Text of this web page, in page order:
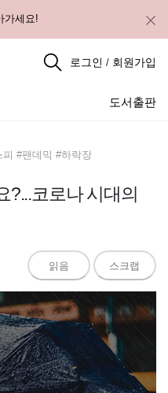
가세요!
로그인 / 회원가입
도서출판
#팬데믹 #하락장
?...코로나 시대의
읽음 스크랩